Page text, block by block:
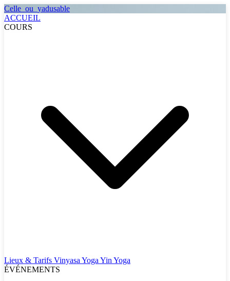
Celle_ou_yadusable
ACCUEIL
COURS
Lieux & Tarifs Vinyasa Yoga Yin Yoga
ÉVÉNEMENTS